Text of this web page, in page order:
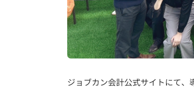
ジョブカン会計公式サイトにて、